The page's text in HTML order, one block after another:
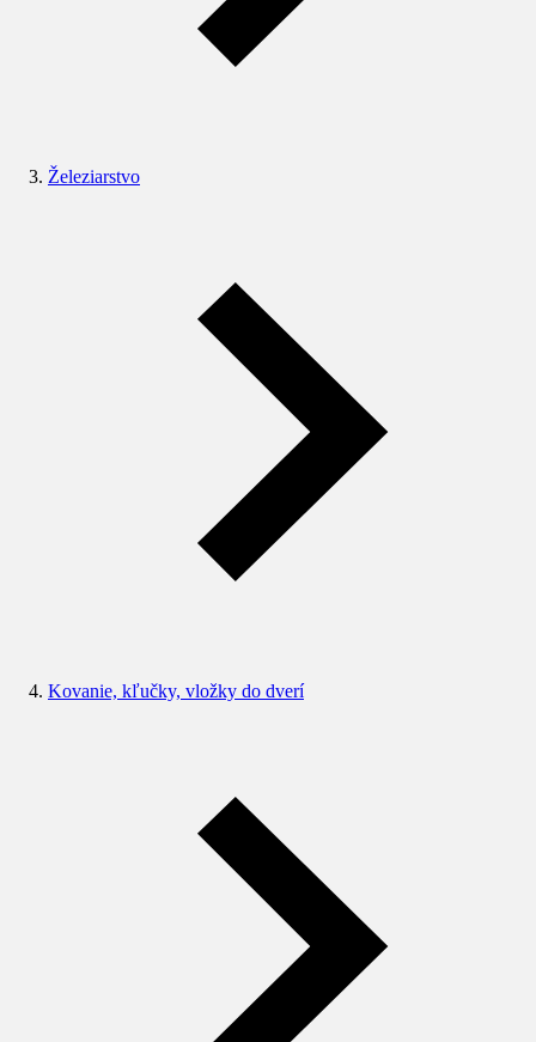
Železiarstvo
Kovanie, kľučky, vložky do dverí